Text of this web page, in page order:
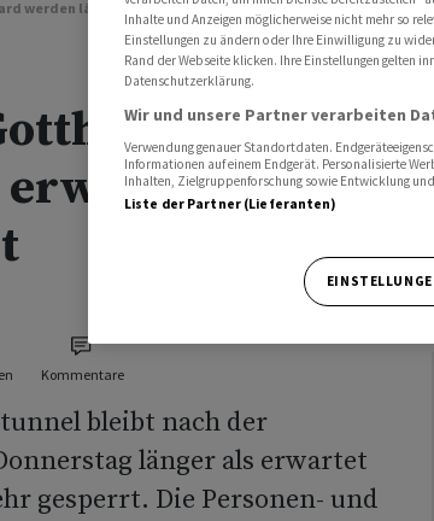
werden länger als erwartet umgeleitet
werden
erwartet
Kommentare
bleibt nach der
länger als erwartet
gesperrt. Die Personen- und
Inhalte und Anzeigen möglicherweise nicht mehr so
Einstellungen zu ändern oder Ihre Einwilligung zu
Rand der Webseite klicken. Ihre Einstellungen gelten
Datenschutzerklärung.
Wir und unsere Partner verarbeiten
Verwendung genauer Standortdaten.
Informationen auf einem Endgerät. Personalisierte
Inhalten, Zielgruppenforschung sowie Entwicklung
Liste der Partner (Lieferanten)